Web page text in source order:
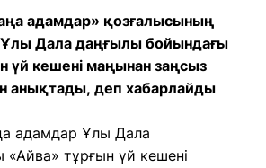
адамдар» қозғалысының
Ұлы Дала даңғылы бойындағы
үй кешені маңынан заңсыз
анықтады, деп хабарлайды
адамдар Ұлы Дала
«Айва» тұрғын үй кешені